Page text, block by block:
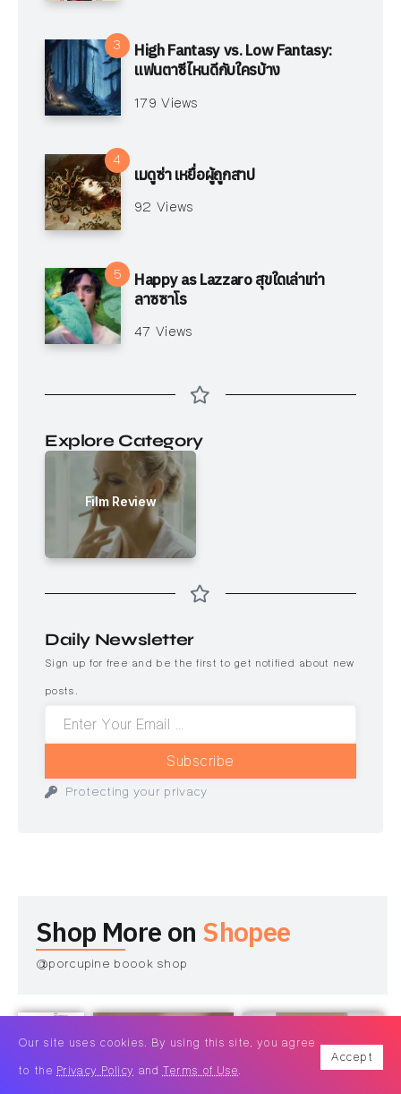
High Fantasy vs. Low Fantasy:
แฟนตาซีไหนดีกับใครบ้าง
179 Views
เมดูซ่า เหยื่อผู้ถูกสาป
92 Views
Happy as Lazzaro สุขใดเล่าเท่า
ลาซซาโร
47 Views
Explore Category
Film Review
Daily Newsletter
Sign up for free and be the first to get notified about new
posts.
Subscribe
Protecting your privacy
Shop More on Shopee
@porcupine boook shop
Our site uses cookies. By using this site, you agree
to the Privacy Policy andTerms of Use.
Accept